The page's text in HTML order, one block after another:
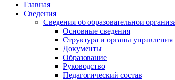
Главная
Сведения
Сведения об образовательной
Основные сведения
Структура и органы управления
Документы
Образование
Руководство
Педагогический состав